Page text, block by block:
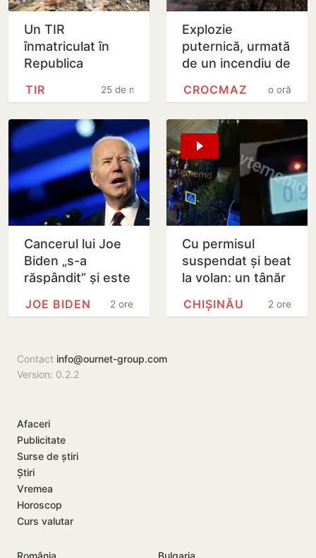
Un TIR
înmatriculat în
Republica
în două gospodării
Șoferul a ajuns
la…
25 de minute
TIR
Explozie
puternică, urmată
de un incendiu de
Crocmaz, raionul
o oră
CROCMAZ
Cancerul lui Joe
Biden „s-a
răspândit” și este
dezvăluie fiul său
2 ore
JOE BIDEN
Cu permisul
suspendat și beat
la volan: un tânăr
de 22 de ani,
reținut după un2 ore
CHIȘINĂU
Contact info@ournet-group.com
Version: 0.2.2
Afaceri
Publicitate
Surse de știri
Știri
Vremea
Horoscop
Curs valutar
România Bulgaria